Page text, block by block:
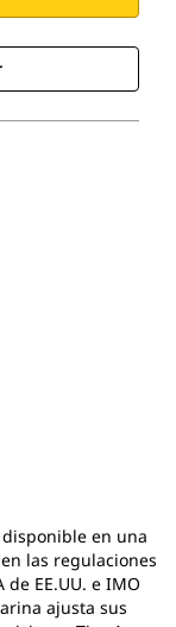
en una
las regulaciones
EE.UU. e IMO
ajusta sus